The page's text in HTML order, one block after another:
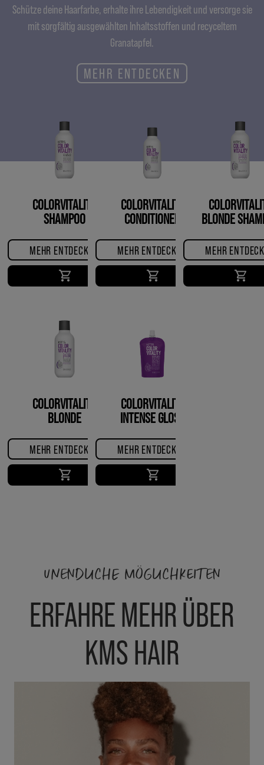
Schütze deine Haarfarbe, erhalte ihre Lebendigkeit und versorge sie
mit sorgfältig ausgewählten Inhaltsstoffen und recyceltem
Granatapfel.
MEHR ENTDECKEN
COLORVITALITY
SHAMPOO
MEHR ENTDECKEN
COLORVITALITY
CONDITIONER
MEHR ENTDECKEN
BLONDE
MEHR
COLORVITALITY
BLONDE
MEHR ENTDECKEN
COLORVITALITY
INTENSE GLOSS
MEHR ENTDECKEN
UNENDLICHE MÖGLICHKEITEN
ERFAHRE MEHR ÜBER
KMS HAIR